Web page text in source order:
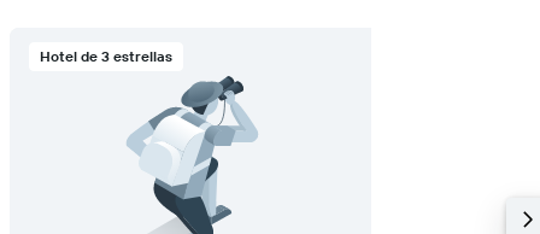
Hotel de 3 estrellas